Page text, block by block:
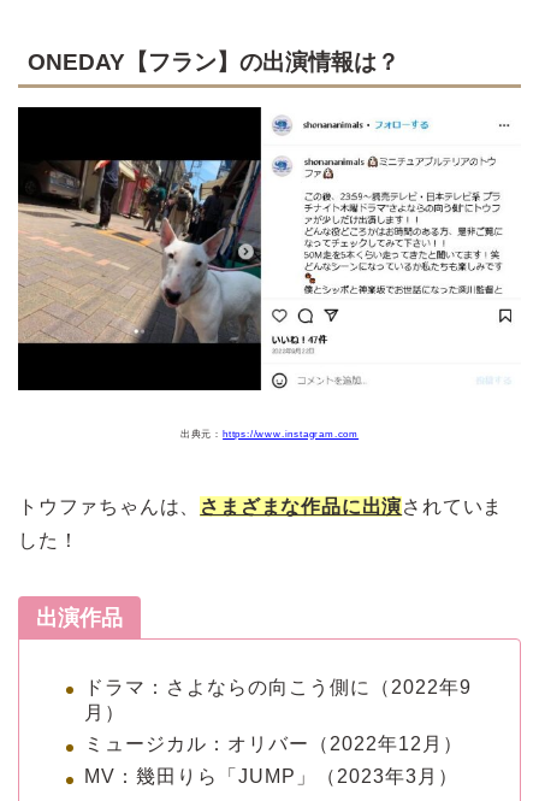
ONEDAY【フラン】の出演情報は？
出典元： https://www.instagram.com
トウファちゃんは、 さまざまな作品に出演されていま
した！
出演作品
ドラマ：さよならの向こう側に（2022年9
月）
ミュージカル：オリバー（2022年12月）
MV：幾田りら「JUMP」（2023年3月）